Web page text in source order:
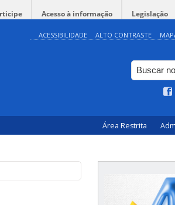
Acesso à informação Legislação
ACESSIBILIDADE ALTO CONTRASTE
Área Restrita